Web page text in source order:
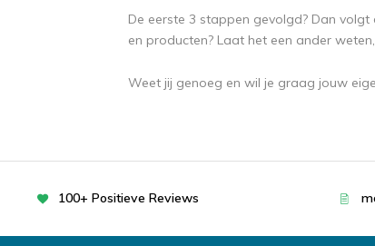
De eerste 3 stappen gevolgd? Dan
en producten? Laat het een ander
Weet jij genoeg en wil je graag jouw
100+ Positieve Reviews